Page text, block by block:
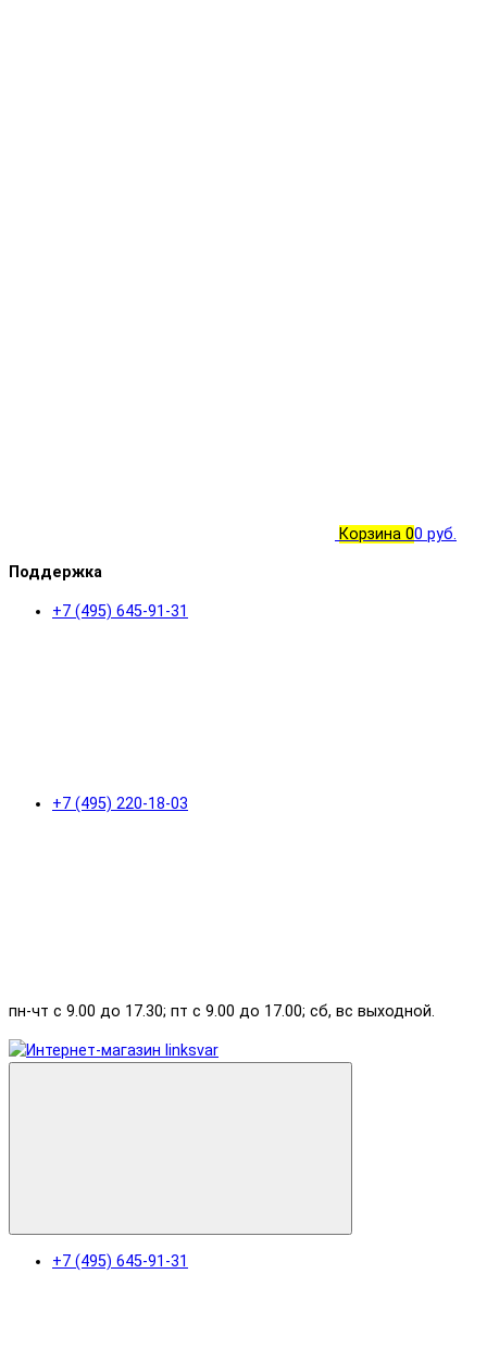
Корзина 00 руб.
Поддержка
+7 (495) 645-91-31
+7 (495) 220-18-03
пн-чт с 9.00 до 17.30; пт с 9.00 до 17.00; сб, вс выходной.
+7 (495) 645-91-31